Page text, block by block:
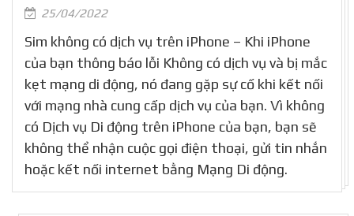
25/04/2022
Sim không có dịch vụ trên iPhone – Khi iPhone
của bạn thông báo lỗi Không có dịch vụ và bị mắc
kẹt mạng di động, nó đang gặp sự cố khi kết nối
với mạng nhà cung cấp dịch vụ của bạn. Vì không
có Dịch vụ Di động trên iPhone của bạn, bạn sẽ
không thể nhận cuộc gọi điện thoại, gửi tin nhắn
hoặc kết nối internet bằng Mạng Di động.